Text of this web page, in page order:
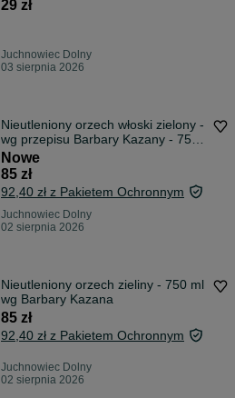
29 zł
Juchnowiec Dolny
03 sierpnia 2026
Nieutleniony orzech włoski zielony -
wg przepisu Barbary Kazany - 750
ml
Nowe
85 zł
92,40 zł z Pakietem Ochronnym
Juchnowiec Dolny
02 sierpnia 2026
Nieutleniony orzech zieliny - 750 ml
wg Barbary Kazana
85 zł
92,40 zł z Pakietem Ochronnym
Juchnowiec Dolny
02 sierpnia 2026